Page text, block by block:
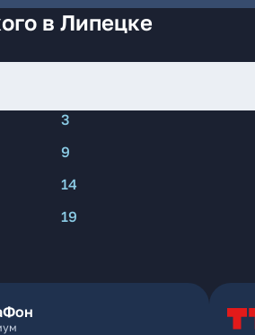
в Липецке
3
9
14
19